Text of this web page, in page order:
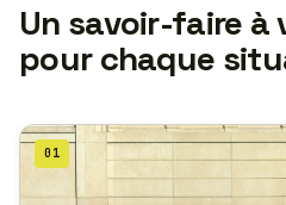
Un savoir-faire à
pour chaque
01